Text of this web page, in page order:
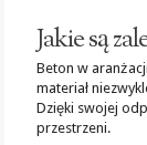
Jakie są
Beton w
materiał
Dzięki swojej
przestrzeni.